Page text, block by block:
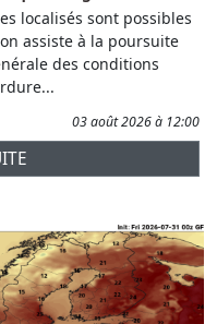
localisés sont possibles
assiste à la poursuite
des conditions
03 août 2026 à 12:00